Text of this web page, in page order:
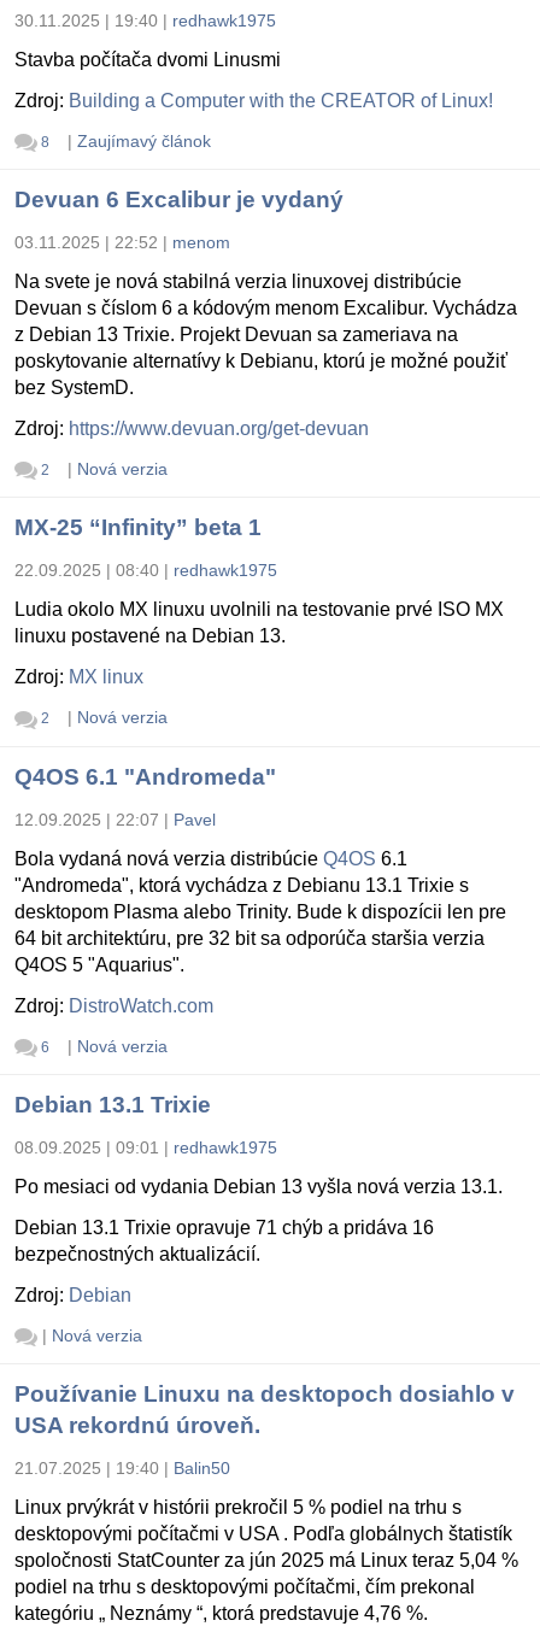
30.11.2025 | 19:40 | redhawk1975
Stavba počítača dvomi Linusmi
Zdroj: Building a Computer with the CREATOR of Linux!
8 | Zaujímavý článok
Devuan 6 Excalibur je vydaný
03.11.2025 | 22:52 | menom
Na svete je nová stabilná verzia linuxovej distribúcie
Devuan s číslom 6 a kódovým menom Excalibur. Vychádza
z Debian 13 Trixie. Projekt Devuan sa zameriava na
poskytovanie alternatívy k Debianu, ktorú je možné použiť
bez SystemD.
Zdroj: https://www.devuan.org/get-devuan
2 | Nová verzia
MX-25 “Infinity” beta 1
22.09.2025 | 08:40 | redhawk1975
Ludia okolo MX linuxu uvolnili na testovanie prvé ISO MX
linuxu postavené na Debian 13.
Zdroj: MX linux
2 | Nová verzia
Q4OS 6.1 "Andromeda"
12.09.2025 | 22:07 | Pavel
Bola vydaná nová verzia distribúcie Q4OS 6.1
"Andromeda", ktorá vychádza z Debianu 13.1 Trixie s
desktopom Plasma alebo Trinity. Bude k dispozícii len pre
64 bit architektúru, pre 32 bit sa odporúča staršia verzia
Q4OS 5 "Aquarius".
Zdroj: DistroWatch.com
6 | Nová verzia
Debian 13.1 Trixie
08.09.2025 | 09:01 | redhawk1975
Po mesiaci od vydania Debian 13 vyšla nová verzia 13.1.
Debian 13.1 Trixie opravuje 71 chýb a pridáva 16
bezpečnostných aktualizácií.
Zdroj: Debian
| Nová verzia
Používanie Linuxu na desktopoch dosiahlo v
USA rekordnú úroveň.
21.07.2025 | 19:40 | Balin50
Linux prvýkrát v histórii prekročil 5 % podiel na trhu s
desktopovými počítačmi v USA . Podľa globálnych štatistík
spoločnosti StatCounter za jún 2025 má Linux teraz 5,04 %
podiel na trhu s desktopovými počítačmi, čím prekonal
kategóriu „ Neznámy “, ktorá predstavuje 4,76 %.